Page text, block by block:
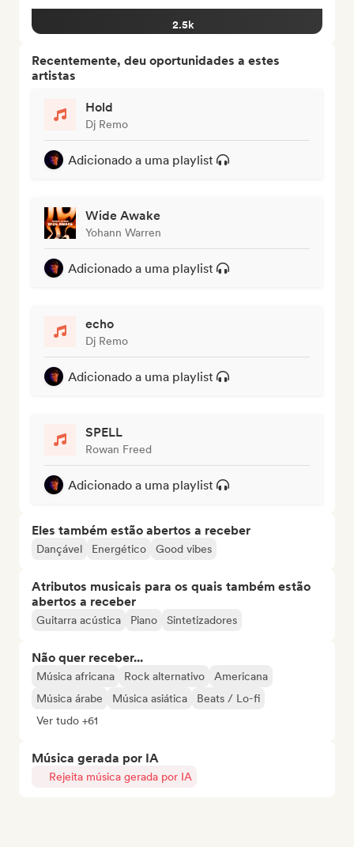
2.5k
Recentemente, deu oportunidades a estes
artistas
Hold
Dj Remo
Adicionado a uma playlist
Wide Awake
Yohann Warren
Adicionado a uma playlist
echo
Dj Remo
Adicionado a uma playlist
SPELL
Rowan Freed
Adicionado a uma playlist
Eles também estão abertos a receber
Dançável Energético Good vibes
Atributos musicais para os quais também estão
abertos a receber
Guitarra acústica Piano Sintetizadores
Não quer receber...
Música africana Rock alternativo
Americana
Música árabe
Música asiática
Beats / Lo-fi
Ver tudo +61
Música gerada por IA
Rejeita música gerada por IA